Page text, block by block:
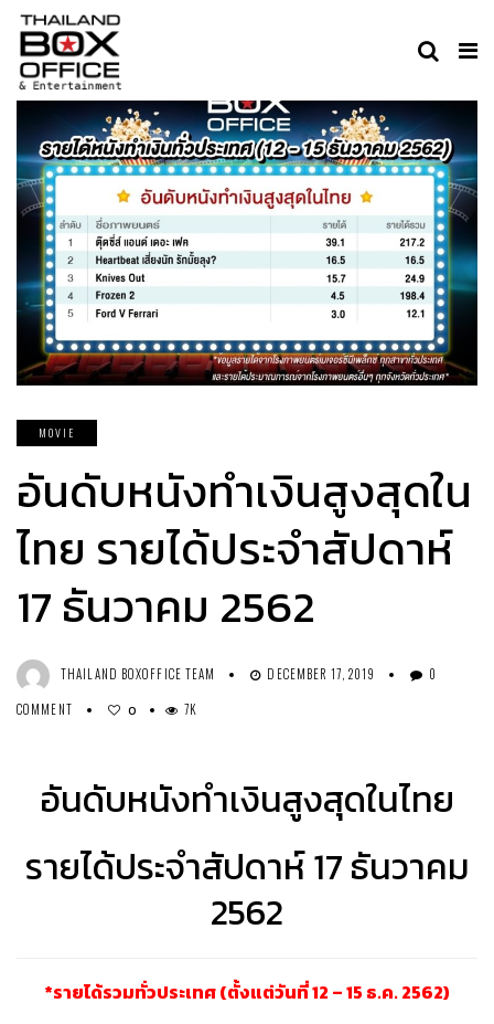
MOVIE
อันดับหนังทำเงินสูงสุดใน
ไทย รายได้ประจำสัปดาห์
17 ธันวาคม 2562
THAILAND BOXOFFICE TEAM DECEMBER 17, 2019
0
COMMENT
0 7K
อันดับหนังทำเงินสูงสุดในไทย
รายได้ประจำสัปดาห์ 17 ธันวาคม
2562
*รายได้รวมทั่วประเทศ (ตั้งแต่วันที่ 12 – 15 ธ.ค. 2562)